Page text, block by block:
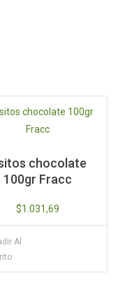
chocolate
100gr Fracc
$1.031,69
Al